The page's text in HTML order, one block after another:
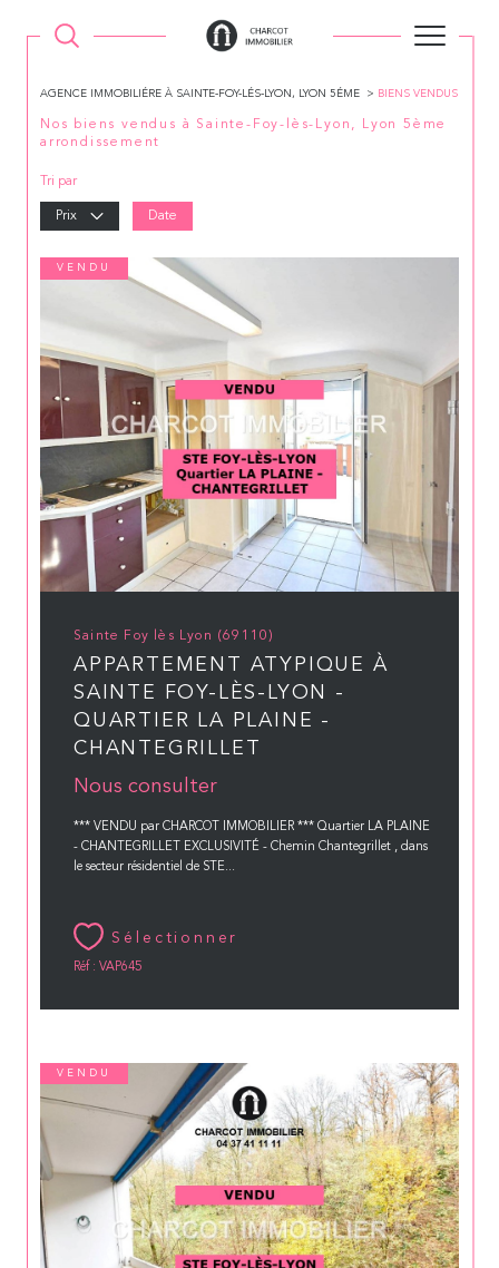
AGENCE IMMOBILIÉRE À SAINTE-FOY-LÉS-LYON, LYON 5ÉME BIENS VENDUS
Nos biens vendus à Sainte-Foy-lès-Lyon, Lyon 5ème
arrondissement
Tri par
Prix Date
Sainte Foy lès Lyon (69110)
APPARTEMENT ATYPIQUE À
SAINTE FOY-LÈS-LYON -
QUARTIER LA PLAINE -
CHANTEGRILLET
Nous consulter
*** VENDU par CHARCOT IMMOBILIER *** Quartier LA PLAINE
- CHANTEGRILLET EXCLUSIVITÉ - Chemin Chantegrillet , dans
le secteur résidentiel de STE...
Sélectionner
Réf : VAP645
VENDU
VENDU